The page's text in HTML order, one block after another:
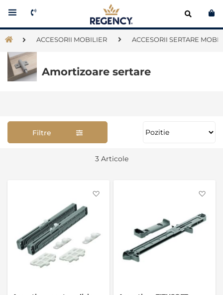
ACCESORII MOBILIER ACCESORII SERTARE
Amortizoare sertare
3Articole
Filtre